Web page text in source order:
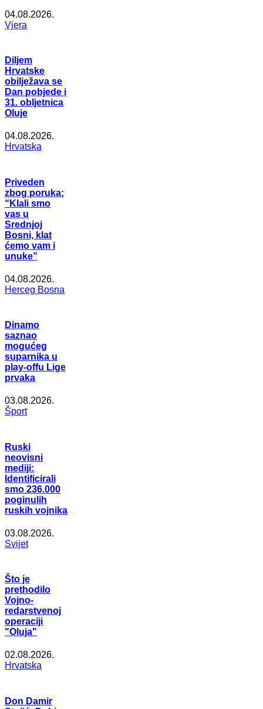
04.08.2026.
Vjera
Diljem
Hrvatske
obilježava se
Dan pobjede i
31. obljetnica
Oluje
04.08.2026.
Hrvatska
Priveden
zbog poruka:
“Klali smo
vas u
Srednjoj
Bosni, klat
ćemo vam i
unuke”
04.08.2026.
Herceg Bosna
Dinamo
saznao
mogućeg
suparnika u
play-offu Lige
prvaka
03.08.2026.
Šport
Ruski
neovisni
mediji:
Identificirali
smo 236.000
poginulih
ruskih vojnika
03.08.2026.
Svijet
Što je
prethodilo
Vojno-
redarstvenoj
operaciji
"Oluja"
02.08.2026.
Hrvatska
Don Damir